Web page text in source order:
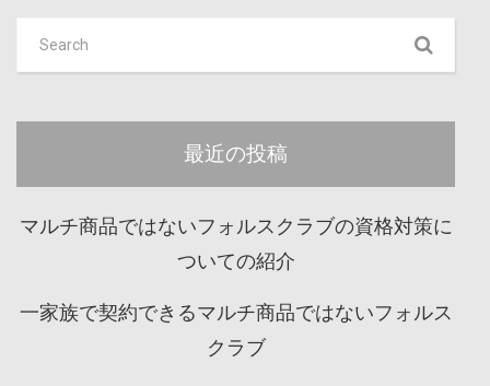
最近の投稿
マルチ商品ではないフォルスクラブの資格対策に
ついての紹介
一家族で契約できるマルチ商品ではないフォルス
クラブ